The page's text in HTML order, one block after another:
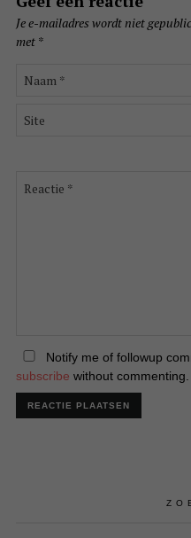
Je e-mailadres wordt niet
met *
Notify me of followup
subscribe without commenting.